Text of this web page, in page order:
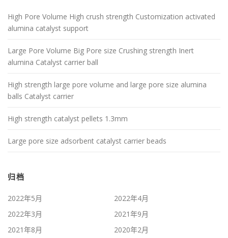
High Pore Volume High crush strength Customization activated
alumina catalyst support
Large Pore Volume Big Pore size Crushing strength Inert
alumina Catalyst carrier ball
High strength large pore volume and large pore size alumina
balls Catalyst carrier
High strength catalyst pellets 1.3mm
Large pore size adsorbent catalyst carrier beads
归档
2022年5月
2022年4月
2022年3月
2021年9月
2021年8月
2020年2月